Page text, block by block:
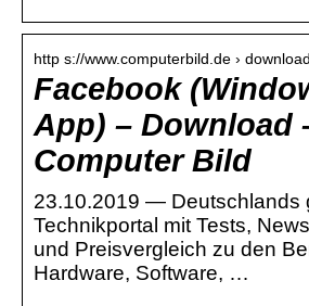
http s://www.computerbild.de ›
Facebook
App) – Download
Computer Bild
23.10.2019 — Deutschlands
Technikportal mit Tests,
und Preisvergleich zu den
Hardware, Software, …